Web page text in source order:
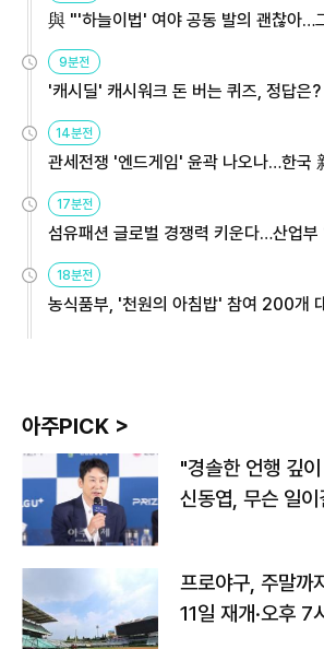
與 "'하늘이법' 여야 공동 발의 괜찮아…
9분전
'캐시딜' 캐시워크 돈 버는 퀴즈, 정답은?
14분전
관세전쟁 '엔드게임' 윤곽 나오나…한국
17분전
섬유패션 글로벌 경쟁력 키운다…산업
18분전
농식품부, '천원의 아침밥' 참여 200개
아주PICK >
"경솔한 언행 깊
신동엽, 무슨 일이
프로야구, 주말까
11일 재개·오후 7